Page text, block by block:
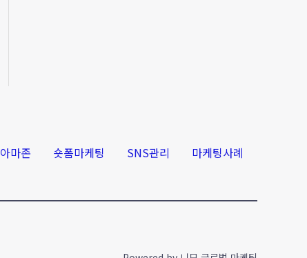
아마존 숏폼마케팅 SNS관리 마케팅사례